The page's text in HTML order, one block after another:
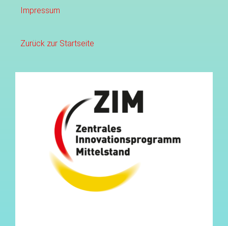
Impressum
Zurück zur Startseite